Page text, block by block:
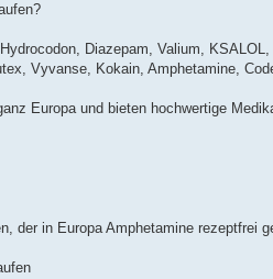
Diazepam, Valium,
Vyvanse, Kokain, Amphetamine,
Europa und bieten hochwertige
der in Europa Amphetamine rezeptfrei